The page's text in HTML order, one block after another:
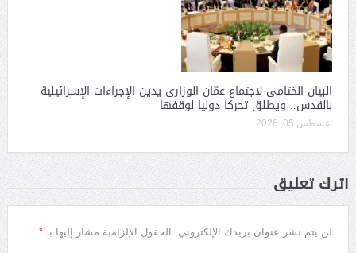
البيان الختامى لاجتماع عمّان الوزارى يدين الإجراءات الإسرائيلية
بالقدس.. ويطلق تحركا دوليا لوقفها
أغسطس 05, 2026
أترك تعليق
لن يتم نشر عنوان بريدك الإلكتروني. الحقول الإلزامية مشار إليها بـ *